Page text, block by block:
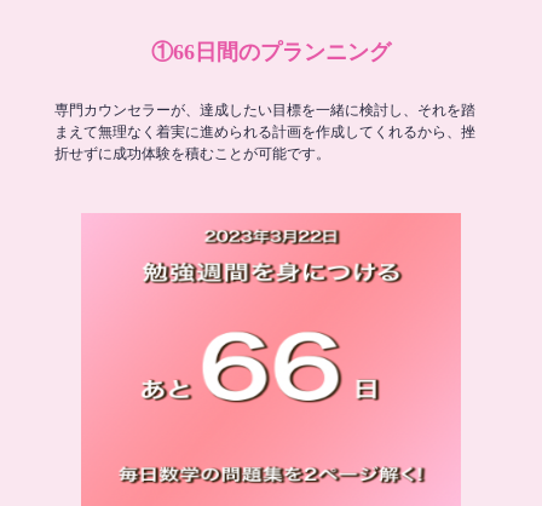
①66日間のプランニング
専門カウンセラーが、達成したい目標を一緒に検討し、それを踏
まえて無理なく着実に進められる計画を作成してくれるから、挫
折せずに成功体験を積むことが可能です。